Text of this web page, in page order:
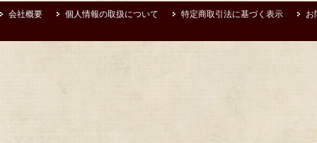
会社概要 個人情報の取扱について 特定商取引法に基づく表示 お